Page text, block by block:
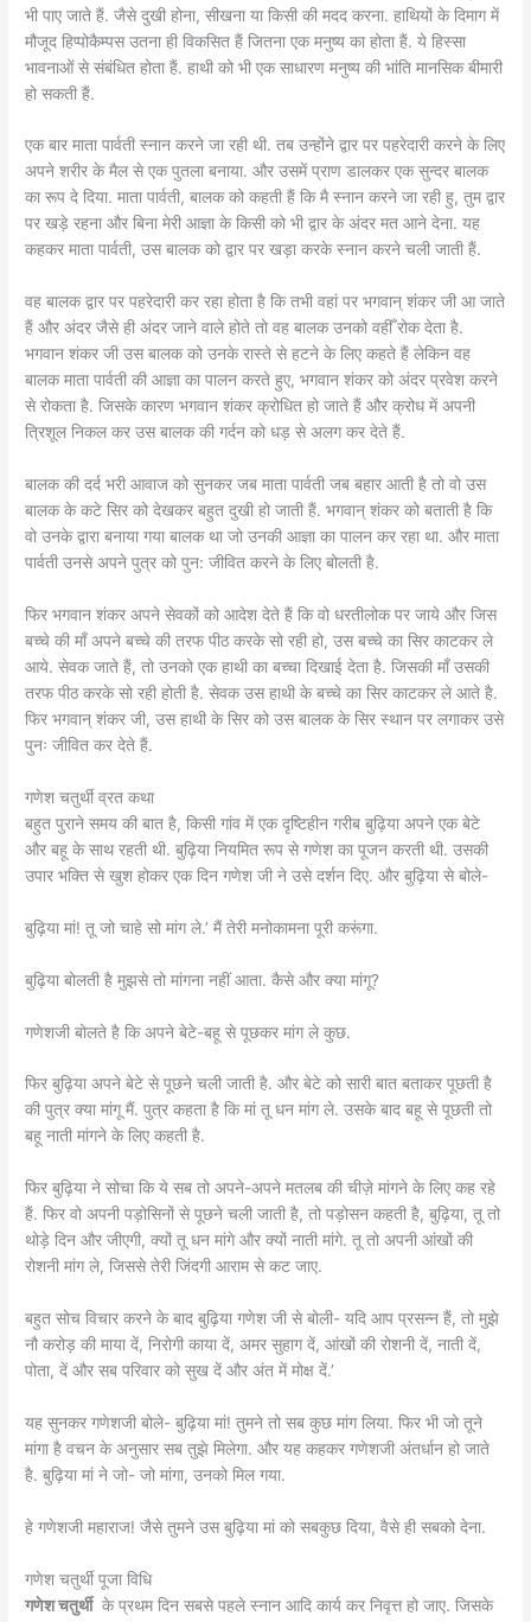
भी पाए जाते हैं. जैसे दुखी होना, सीखना या किसी की मदद करना. हाथियों के दिमाग में
मौजूद हिप्पोकैम्पस उतना ही विकसित हैं जितना एक मनुष्य का होता हैं. ये हिस्सा
भावनाओं से संबंधित होता हैं. हाथी को भी एक साधारण मनुष्य की भांति मानसिक बीमारी
हो सकती हैं.
एक बार माता पार्वती स्नान करने जा रही थी. तब उन्होंने द्वार पर पहरेदारी करने के लिए
अपने शरीर के मैल से एक पुतला बनाया. और उसमें प्राण डालकर एक सुन्दर बालक
का रूप दे दिया. माता पार्वती, बालक को कहती हैं कि मै स्नान करने जा रही हु, तुम द्वार
पर खड़े रहना और बिना मेरी आज्ञा के किसी को भी द्वार के अंदर मत आने देना. यह
कहकर माता पार्वती, उस बालक को द्वार पर खड़ा करके स्नान करने चली जाती हैं.
वह बालक द्वार पर पहरेदारी कर रहा होता है कि तभी वहां पर भगवान् शंकर जी आ जाते
हैं और अंदर जैसे ही अंदर जाने वाले होते तो वह बालक उनको वहीँ रोक देता है.
भगवान शंकर जी उस बालक को उनके रास्ते से हटने के लिए कहते हैं लेकिन वह
बालक माता पार्वती की आज्ञा का पालन करते हुए, भगवान शंकर को अंदर प्रवेश करने
से रोकता है. जिसके कारण भगवान शंकर क्रोधित हो जाते हैं और क्रोध में अपनी
त्रिशूल निकल कर उस बालक की गर्दन को धड़ से अलग कर देते हैं.
बालक की दर्द भरी आवाज को सुनकर जब माता पार्वती जब बहार आती है तो वो उस
बालक के कटे सिर को देखकर बहुत दुखी हो जाती हैं. भगवान् शंकर को बताती है कि
वो उनके द्वारा बनाया गया बालक था जो उनकी आज्ञा का पालन कर रहा था. और माता
पार्वती उनसे अपने पुत्र को पुन: जीवित करने के लिए बोलती है.
फिर भगवान शंकर अपने सेवकों को आदेश देते हैं कि वो धरतीलोक पर जाये और जिस
बच्चे की माँ अपने बच्चे की तरफ पीठ करके सो रही हो, उस बच्चे का सिर काटकर ले
आये. सेवक जाते हैं, तो उनको एक हाथी का बच्चा दिखाई देता है. जिसकी माँ उसकी
तरफ पीठ करके सो रही होती है. सेवक उस हाथी के बच्चे का सिर काटकर ले आते है.
फिर भगवान् शंकर जी, उस हाथी के सिर को उस बालक के सिर स्थान पर लगाकर उसे
पुनः जीवित कर देते हैं.
गणेश चतुर्थी व्रत कथा
बहुत पुराने समय की बात है, किसी गांव में एक दृष्टिहीन गरीब बुढ़िया अपने एक बेटे
और बहू के साथ रहती थी. बुढ़िया नियमित रूप से गणेश का पूजन करती थी. उसकी
उपार भक्ति से खुश होकर एक दिन गणेश जी ने उसे दर्शन दिए. और बुढ़िया से बोले-
बुढ़िया मां! तू जो चाहे सो मांग ले.’ मैं तेरी मनोकामना पूरी करूंगा.
बुढ़िया बोलती है मुझसे तो मांगना नहीं आता. कैसे और क्या मांगू?
गणेशजी बोलते है कि अपने बेटे-बहू से पूछकर मांग ले कुछ.
फिर बुढ़िया अपने बेटे से पूछने चली जाती है. और बेटे को सारी बात बताकर पूछती है
की पुत्र क्या मांगू मैं. पुत्र कहता है कि मां तू धन मांग ले. उसके बाद बहू से पूछती तो
बहू नाती मांगने के लिए कहती है.
फिर बुढ़िया ने सोचा कि ये सब तो अपने-अपने मतलब की चीज़े मांगने के लिए कह रहे
हैं. फिर वो अपनी पड़ोसिनों से पूछने चली जाती है, तो पड़ोसन कहती है, बुढ़िया, तू तो
थोड़े दिन और जीएगी, क्यों तू धन मांगे और क्यों नाती मांगे. तू तो अपनी आंखों की
रोशनी मांग ले, जिससे तेरी जिंदगी आराम से कट जाए.
बहुत सोच विचार करने के बाद बुढ़िया गणेश जी से बोली- यदि आप प्रसन्न हैं, तो मुझे
नौ करोड़ की माया दें, निरोगी काया दें, अमर सुहाग दें, आंखों की रोशनी दें, नाती दें,
पोता, दें और सब परिवार को सुख दें और अंत में मोक्ष दें.’
यह सुनकर गणेशजी बोले- बुढ़िया मां! तुमने तो सब कुछ मांग लिया. फिर भी जो तूने
मांगा है वचन के अनुसार सब तुझे मिलेगा. और यह कहकर गणेशजी अंतर्धान हो जाते
है. बुढ़िया मां ने जो- जो मांगा, उनको मिल गया.
हे गणेशजी महाराज! जैसे तुमने उस बुढ़िया मां को सबकुछ दिया, वैसे ही सबको देना.
गणेश चतुर्थी पूजा विधि
गणेश चतुर्थीके प्रथम दिन सबसे पहले स्नान आदि कार्य कर निवृत्त हो जाए. जिसके